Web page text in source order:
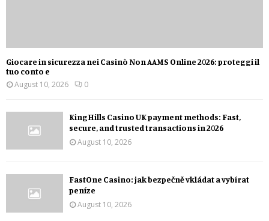
Giocare in sicurezza nei Casinò Non AAMS Online 2026: proteggi il
tuo conto e
August 10, 2026
0
KingHills Casino UK payment methods: Fast,
secure, and trusted transactions in 2026
August 10, 2026
FastOne Casino: jak bezpečně vkládat a vybírat
peníze
August 10, 2026